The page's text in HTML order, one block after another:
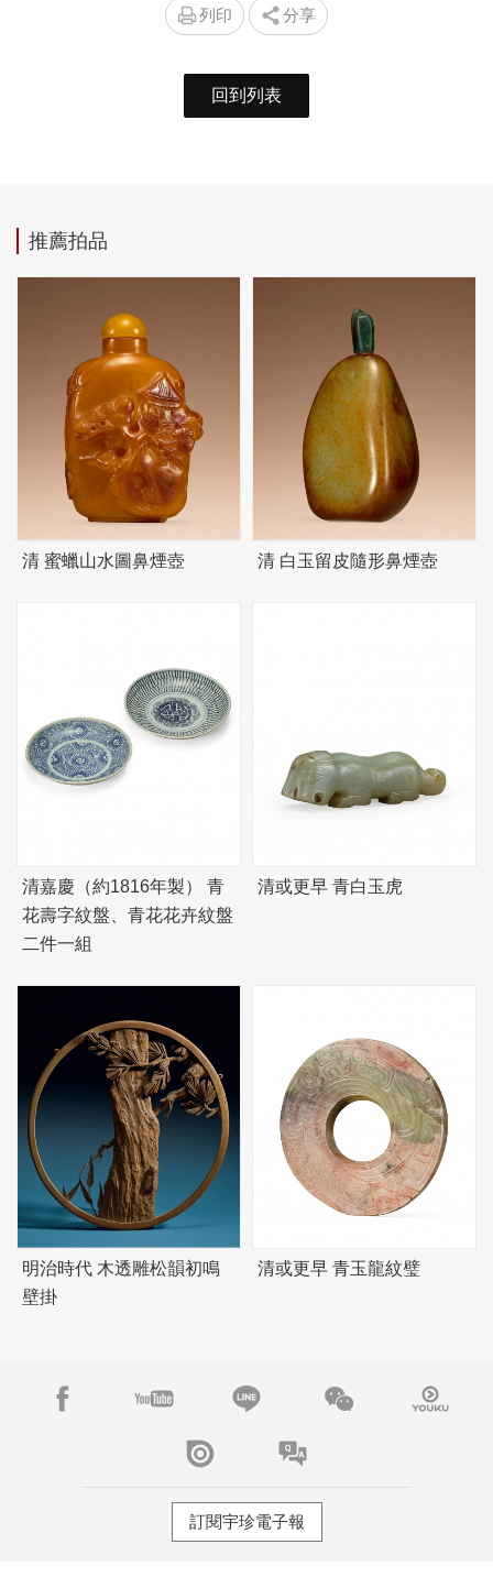
列印 分享
回到列表
推薦拍品
清 蜜蠟山水圖鼻煙壺 清 白玉留皮隨形鼻煙壺
清嘉慶（約1816年製） 青
花壽字紋盤、青花花卉紋盤
二件一組
清或更早 青白玉虎
明治時代 木透雕松韻初鳴
壁掛
清或更早 青玉龍紋璧
訂閱宇珍電子報